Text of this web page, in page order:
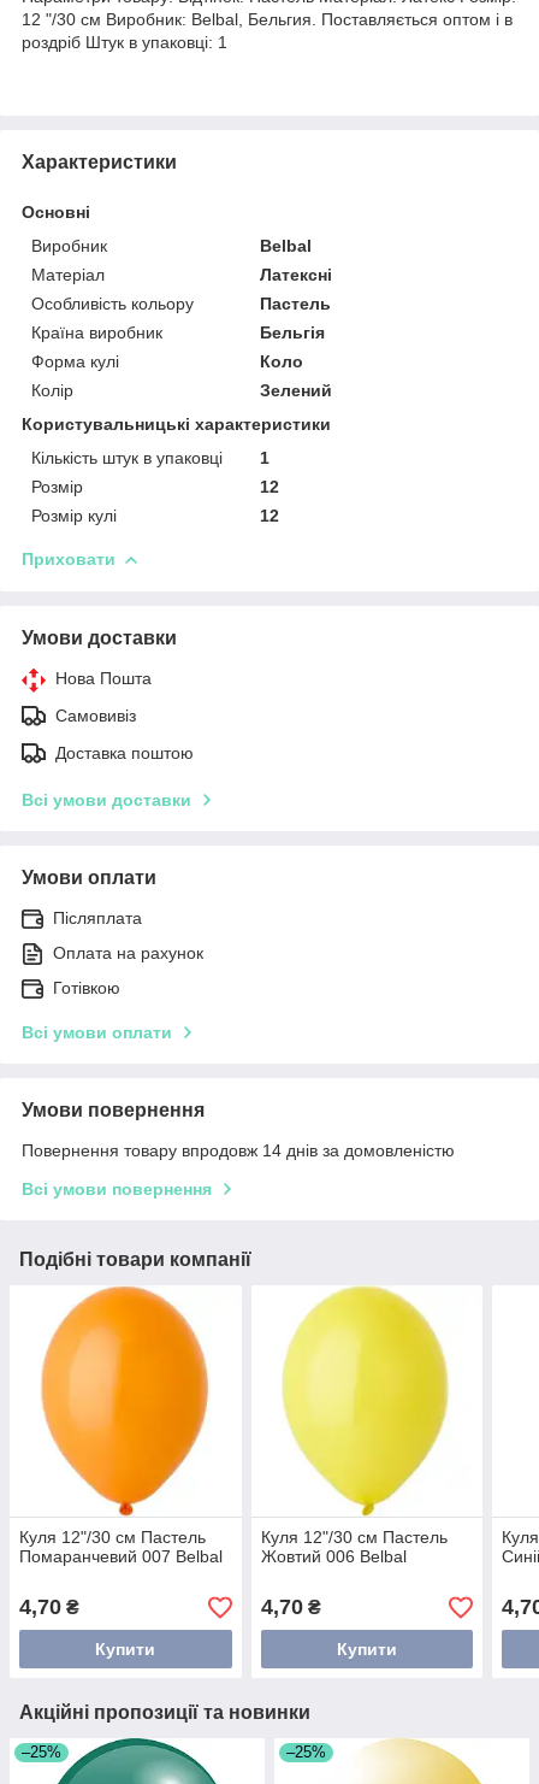
12 "/30 см Виробник: Belbal, Бельгия. Поставляється оптом і в
роздріб Штук в упаковці: 1
Характеристики
Основні
Виробник
Belbal
Матеріал
Латексні
Особливість кольору
Пастель
Країна виробник
Бельгія
Форма кулі
Коло
Колір
Зелений
Користувальницькі характеристики
Кількість штук в упаковці
1
Розмір
12
Розмір кулі
12
Приховати
Умови доставки
Нова Пошта
Самовивіз
Доставка поштою
Всі умови доставки
Умови оплати
Післяплата
Оплата на рахунок
Готівкою
Всі умови оплати
Умови повернення
Повернення товару впродовж 14 днів за домовленістю
Всі умови повернення
Подібні товари компанії
Куля 12"/30 см Пастель
Помаранчевий 007 Belbal
4,70 ₴
Купити
Куля 12"/30 см Пастель
Жовтий 006 Belbal
4,70₴
Купити
Акційні пропозиції та новинки
–25% –25%